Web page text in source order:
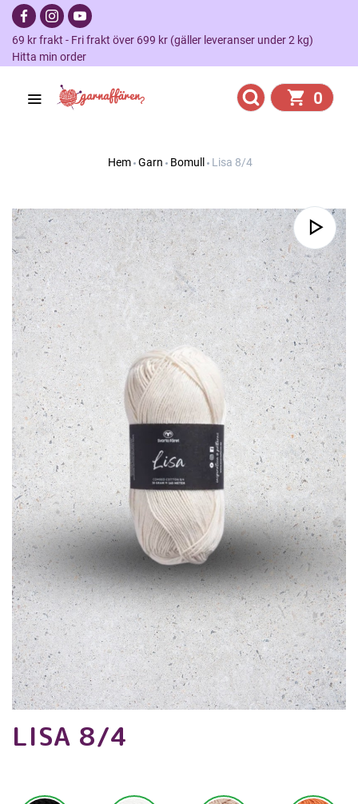
69 kr frakt - Fri frakt över 699 kr (gäller leveranser under 2 kg)
Hitta min order
0
Hem Garn Bomull Lisa 8/4
LISA 8/4